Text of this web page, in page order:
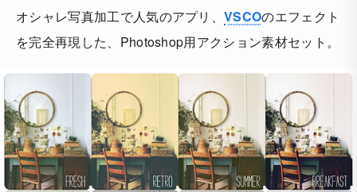
オシャレ写真加工で人気のアプリ、VSCOのエフェクト
を完全再現した、Photoshop用アクション素材セット。